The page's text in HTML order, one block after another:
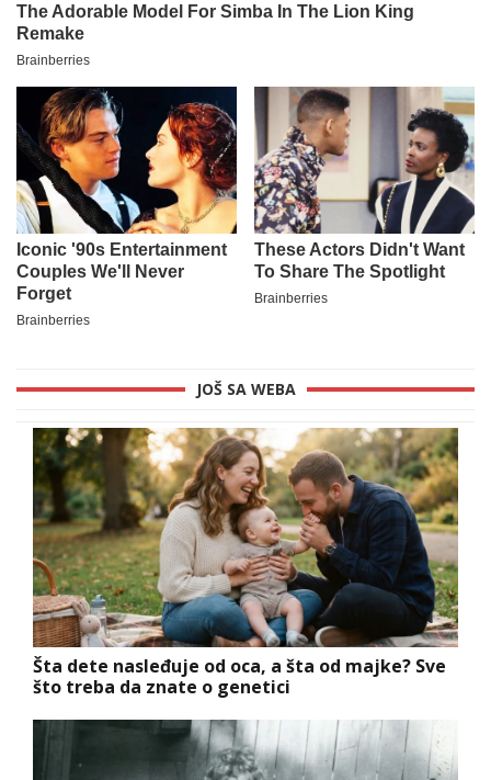
JOŠ SA WEBA
Šta dete nasleđuje od oca, a šta od majke? Sve
što treba da znate o genetici